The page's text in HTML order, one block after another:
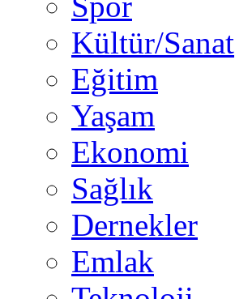
Kültür/Sanat
Eğitim
Yaşam
Ekonomi
Sağlık
Dernekler
Emlak